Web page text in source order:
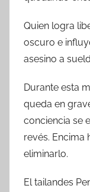
Quien logra
oscuro e
asesino a
Durante esta
queda en
conciencia se
revés. Encima
eliminarlo.
El tailandes